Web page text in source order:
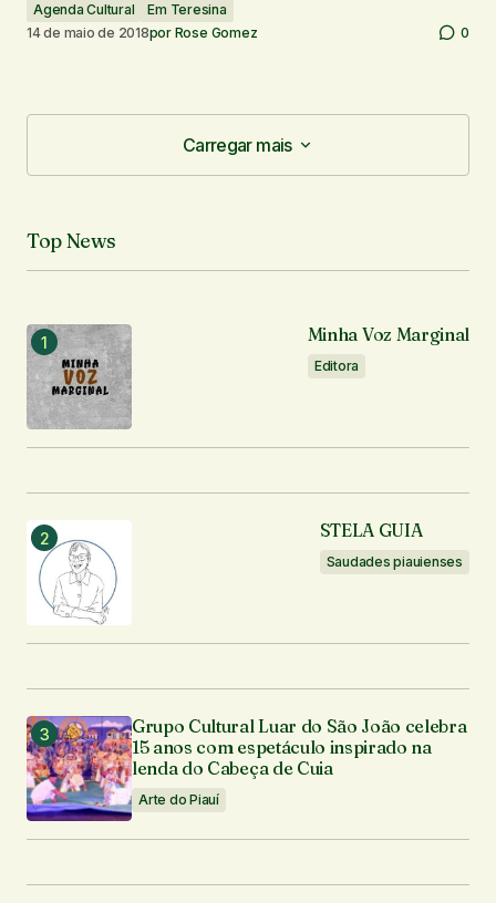
Agenda Cultural
Em Teresina
14 de maio de 2018por Rose Gomez 0
Carregar mais
Carregar mais
Top News
Minha Voz Marginal
Editora
STELA GUIA
Saudades piauienses
Grupo Cultural Luar do São João celebra
15 anos com espetáculo inspirado na
lenda do Cabeça de Cuia
Arte do Piauí